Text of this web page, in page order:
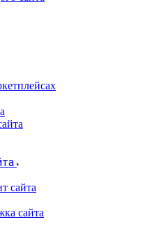
сайта
сайта